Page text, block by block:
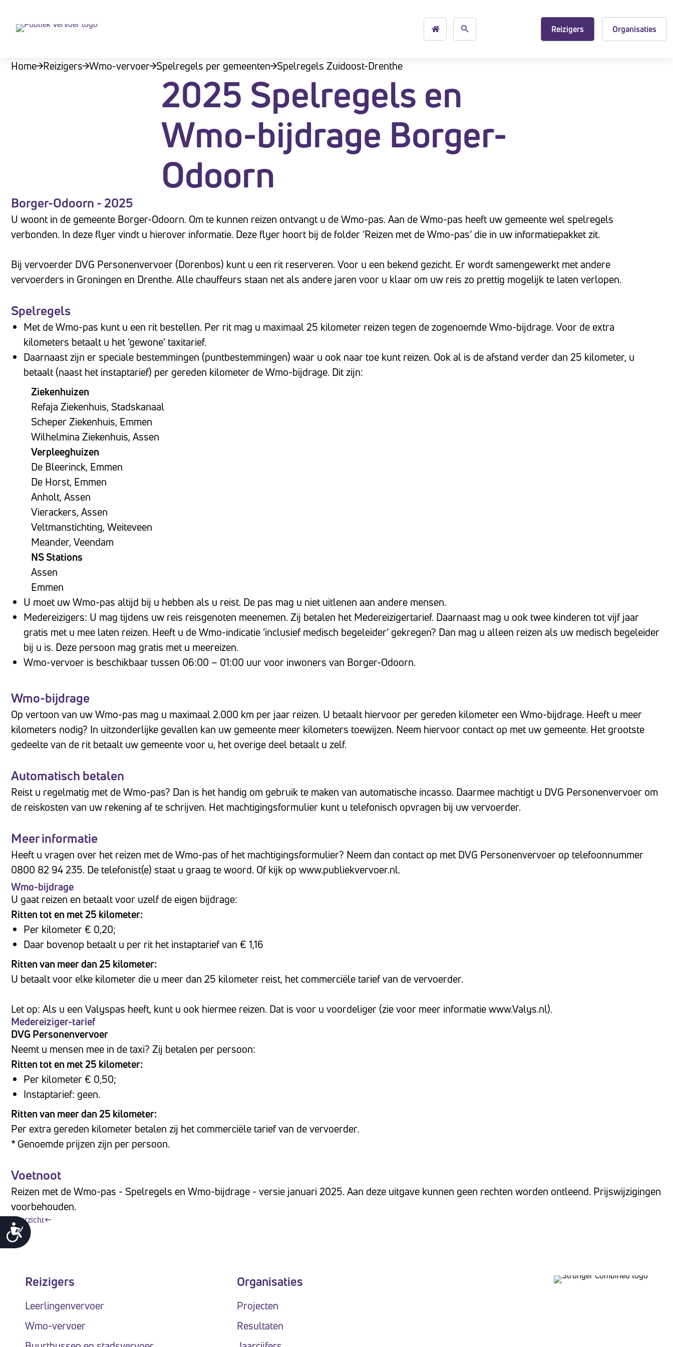
bevat
website
aan
aan
slechtzienden
een
schermlezer
gebruiken;
Druk
toegankelijkheidsmenu
openen.
Toegankelijkheid
Reizigers Organisaties
Home Reizigers Wmo-vervoer Spelregels per gemeenten Spelregels Zuidoost-Drenthe
2025 Spelregels en
Wmo-bijdrage Borger-
Odoorn
Borger-Odoorn - 2025
U woont in de gemeente Borger-Odoorn. Om te kunnen reizen ontvangt u de Wmo-pas. Aan de Wmo-pas heeft uw gemeente wel spelregels
verbonden. In deze flyer vindt u hierover informatie. Deze flyer hoort bij de folder ‘Reizen met de Wmo-pas’ die in uw informatiepakket zit.
Bij vervoerder DVG Personenvervoer (Dorenbos) kunt u een rit reserveren. Voor u een bekend gezicht. Er wordt samengewerkt met andere
vervoerders in Groningen en Drenthe. Alle chauffeurs staan net als andere jaren voor u klaar om uw reis zo prettig mogelijk te laten verlopen.
Spelregels
Met de Wmo-pas kunt u een rit bestellen. Per rit mag u maximaal 25 kilometer reizen tegen de zogenoemde Wmo-bijdrage. Voor de extra
kilometers betaalt u het ‘gewone’ taxitarief.
Daarnaast zijn er speciale bestemmingen (puntbestemmingen) waar u ook naar toe kunt reizen. Ook al is de afstand verder dan 25 kilometer, u
betaalt (naast het instaptarief) per gereden kilometer de Wmo-bijdrage. Dit zijn:
Ziekenhuizen
Refaja Ziekenhuis, Stadskanaal
Scheper Ziekenhuis, Emmen
Wilhelmina Ziekenhuis, Assen
Verpleeghuizen
De Bleerinck, Emmen
De Horst, Emmen
Anholt, Assen
Vierackers, Assen
Veltmanstichting, Weiteveen
Meander, Veendam
NS Stations
Assen
Emmen
U moet uw Wmo-pas altijd bij u hebben als u reist. De pas mag u niet uitlenen aan andere mensen.
Medereizigers: U mag tijdens uw reis reisgenoten meenemen. Zij betalen het Medereizigertarief. Daarnaast mag u ook twee kinderen tot vijf jaar
gratis met u mee laten reizen. Heeft u de Wmo-indicatie ‘inclusief medisch begeleider’ gekregen? Dan mag u alleen reizen als uw medisch begeleider
bij u is. Deze persoon mag gratis met u meereizen.
Wmo-vervoer is beschikbaar tussen 06:00 – 01:00 uur voor inwoners van Borger-Odoorn.
Wmo-bijdrage
Op vertoon van uw Wmo-pas mag u maximaal 2.000 km per jaar reizen. U betaalt hiervoor per gereden kilometer een Wmo-bijdrage. Heeft u meer
kilometers nodig? In uitzonderlijke gevallen kan uw gemeente meer kilometers toewijzen. Neem hiervoor contact op met uw gemeente. Het grootste
gedeelte van de rit betaalt uw gemeente voor u, het overige deel betaalt u zelf.
Automatisch betalen
Reist u regelmatig met de Wmo-pas? Dan is het handig om gebruik te maken van automatische incasso. Daarmee machtigt u DVG Personenvervoer om
de reiskosten van uw rekening af te schrijven. Het machtigingsformulier kunt u telefonisch opvragen bij uw vervoerder.
Meer informatie
Heeft u vragen over het reizen met de Wmo-pas of het machtigingsformulier? Neem dan contact op met DVG Personenvervoer op telefoonnummer
0800 82 94 235. De telefonist(e) staat u graag te woord. Of kijk op www.publiekvervoer.nl.
Wmo-bijdrage
U gaat reizen en betaalt voor uzelf de eigen bijdrage:
Ritten tot en met 25 kilometer:
Per kilometer € 0,20;
Daar bovenop betaalt u per rit het instaptarief van € 1,16
Ritten van meer dan 25 kilometer:
U betaalt voor elke kilometer die u meer dan 25 kilometer reist, het commerciële tarief van de vervoerder.
Let op: Als u een Valyspas heeft, kunt u ook hiermee reizen. Dat is voor u voordeliger (zie voor meer informatie www.Valys.nl).
Medereiziger-tarief
DVG Personenvervoer
Neemt u mensen mee in de taxi? Zij betalen per persoon:
Ritten tot en met 25 kilometer:
Per kilometer € 0,50;
Instaptarief: geen.
Ritten van meer dan 25 kilometer:
Per extra gereden kilometer betalen zij het commerciële tarief van de vervoerder.
* Genoemde prijzen zijn per persoon.
Voetnoot
Reizen met de Wmo-pas - Spelregels en Wmo-bijdrage - versie januari 2025. Aan deze uitgave kunnen geen rechten worden ontleend. Prijswijzigingen
voorbehouden.
Overzicht
Reizigers
Leerlingenvervoer
Wmo-vervoer
Organisaties
Projecten
Resultaten